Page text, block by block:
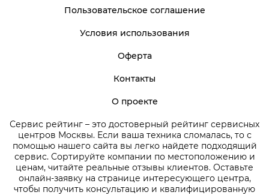
Сервис рейтинг – это достоверный рейтинг сервисных
центров Москвы. Если ваша техника сломалась, то с
помощью нашего сайта вы легко найдете подходящий
сервис. Сортируйте компании по местоположению и
ценам, читайте реальные отзывы клиентов. Оставьте
онлайн-заявку на странице интересующего центра,
чтобы получить консультацию и квалифицированную
Пользовательское соглашение
Условия использования
Оферта
Контакты
О проекте